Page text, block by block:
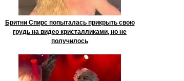
Бритни Спирс попыталась прикрыть свою
грудь на видео кристалликами, но не
получилось